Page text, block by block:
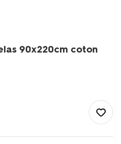
90x220cm coton